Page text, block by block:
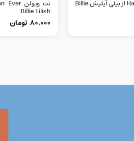
نت گیتار Happier Than Ever از بیلی آیلیش Billie
Billie Eilish
80,000 تومان